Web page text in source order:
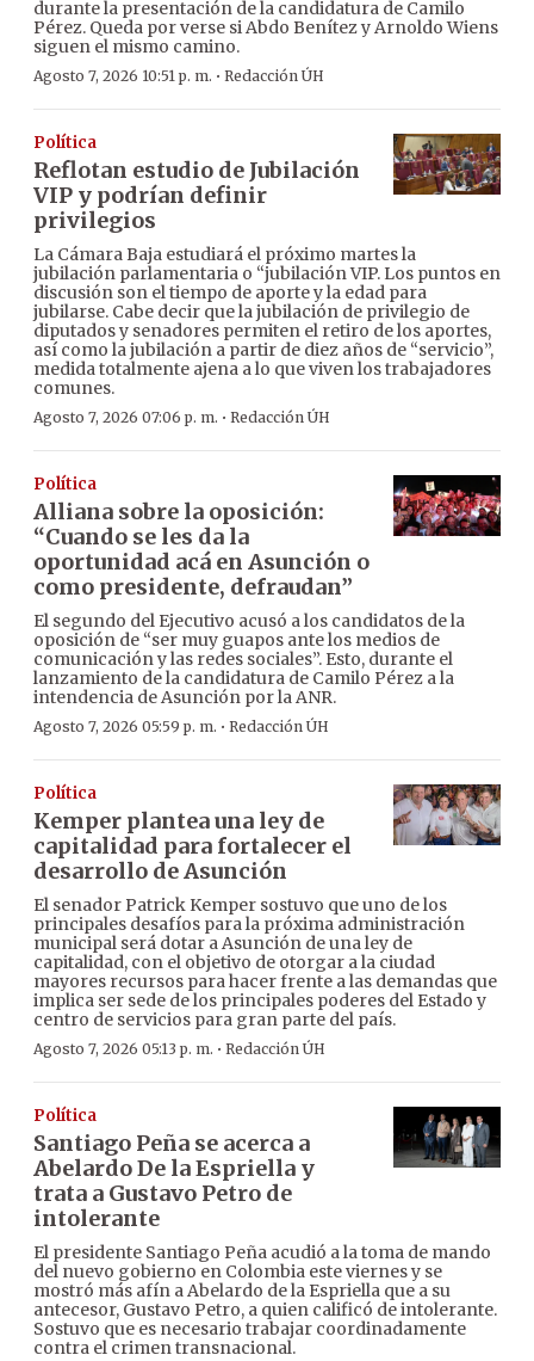
durante la presentación de la candidatura de Camilo
Pérez. Queda por verse si Abdo Benítez y Arnoldo Wiens
siguen el mismo camino.
Agosto 7, 2026 10:51 p. m. · Redacción ÚH
Política
Reflotan estudio de Jubilación
VIP y podrían definir
privilegios
La Cámara Baja estudiará el próximo martes la
jubilación parlamentaria o “jubilación VIP. Los puntos en
discusión son el tiempo de aporte y la edad para
jubilarse. Cabe decir que la jubilación de privilegio de
diputados y senadores permiten el retiro de los aportes,
así como la jubilación a partir de diez años de “servicio”,
medida totalmente ajena a lo que viven los trabajadores
comunes.
Agosto 7, 2026 07:06 p. m. · Redacción ÚH
Política
Alliana sobre la oposición:
“Cuando se les da la
oportunidad acá en Asunción o
como presidente, defraudan”
El segundo del Ejecutivo acusó a los candidatos de la
oposición de “ser muy guapos ante los medios de
comunicación y las redes sociales”. Esto, durante el
lanzamiento de la candidatura de Camilo Pérez a la
intendencia de Asunción por la ANR.
Agosto 7, 2026 05:59 p. m. · Redacción ÚH
Política
Kemper plantea una ley de
capitalidad para fortalecer el
desarrollo de Asunción
El senador Patrick Kemper sostuvo que uno de los
principales desafíos para la próxima administración
municipal será dotar a Asunción de una ley de
capitalidad, con el objetivo de otorgar a la ciudad
mayores recursos para hacer frente a las demandas que
implica ser sede de los principales poderes del Estado y
centro de servicios para gran parte del país.
Agosto 7, 2026 05:13 p. m. · Redacción ÚH
Política
Santiago Peña se acerca a
Abelardo De la Espriella y
trata a Gustavo Petro de
intolerante
El presidente Santiago Peña acudió a la toma de mando
del nuevo gobierno en Colombia este viernes y se
mostró más afín a Abelardo de la Espriella que a su
antecesor, Gustavo Petro, a quien calificó de intolerante.
Sostuvo que es necesario trabajar coordinadamente
contra el crimen transnacional.